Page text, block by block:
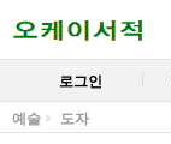
로그인
예술 도자